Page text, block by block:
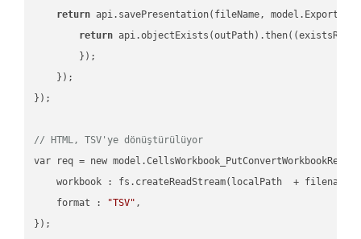
return api.savePresentation(fileName,
return
        });
    });
});
// HTML, TSV'ye dönüştürülüyor
var req = new
workbook : fs.createReadStream(localPath  + filename
    format :
"TSV" ,